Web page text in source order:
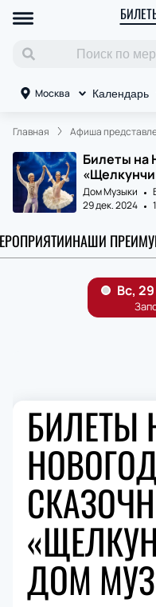
Москва Календарь
Главная Афиша
Билеты на
Дом Музыки
29 дек. 2024
НАШИ
БИЛЕТЫ
ДОМ